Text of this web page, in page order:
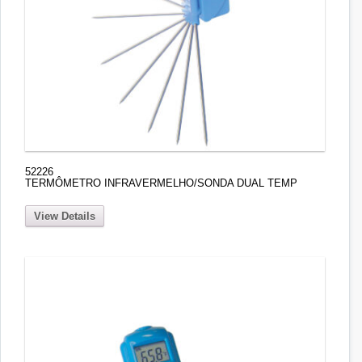
52226
TERMÔMETRO INFRAVERMELHO/SONDA DUAL TEMP
View Details